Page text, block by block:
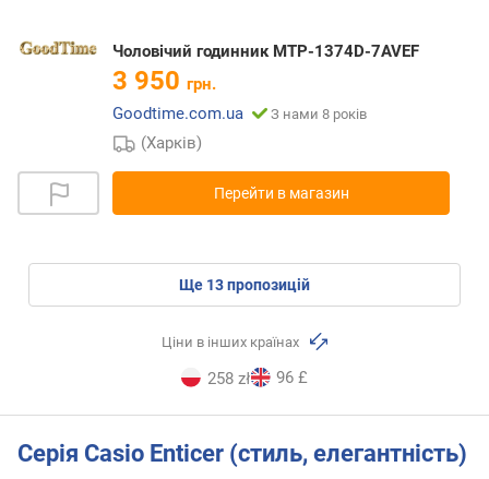
Чоловічий годинник MTP-1374D-7AVEF
3 950 грн.
Goodtime.com.ua
З нами 8 років
(Харків)
Перейти в магазин
ще 13пропозицій
Ціни в інших країнах
258 zł 96 £
Серія Casio Enticer (стиль, елегантність)